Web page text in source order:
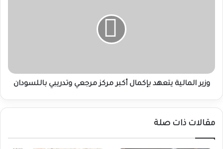
باللسودان
وزير المالية يتعهد بإكمال أكبر مركز مرجعي وتدريبي باللسودان
مقالات ذات صلة